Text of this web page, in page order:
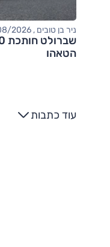
ניר בן טובים , 05/08/2026
הטאהו
עוד כתבות